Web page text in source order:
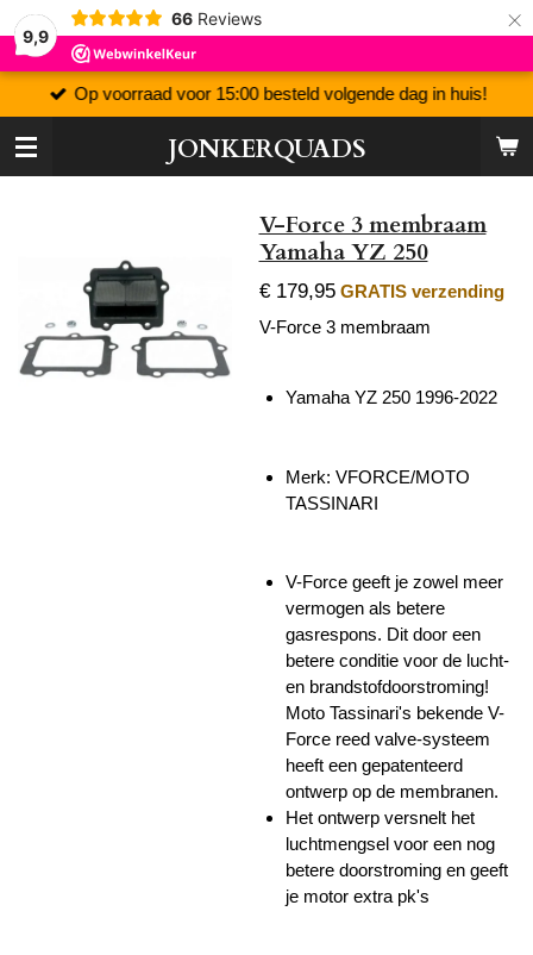
9,9
66 Reviews ×
JONKERQUADS
Op voorraad voor 15:00 besteld volgende dag in huis!
V-Force 3 membraam
Yamaha YZ 250
€ 179,95 GRATIS verzending
V-Force 3 membraam
Yamaha YZ 250 1996-2022
Merk: VFORCE/MOTO
TASSINARI
V-Force geeft je zowel meer
vermogen als betere
gasrespons. Dit door een
betere conditie voor de lucht-
en brandstofdoorstroming!
Moto Tassinari's bekende V-
Force reed valve-systeem
heeft een gepatenteerd
ontwerp op de membranen.
Het ontwerp versnelt het
luchtmengsel voor een nog
betere doorstroming en geeft
je motor extra pk's